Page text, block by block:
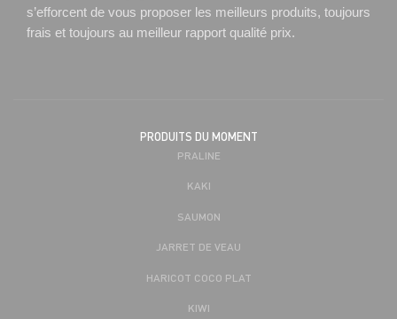
s’efforcent de vous proposer les meilleurs produits, toujours
frais et toujours au meilleur rapport qualité prix.
PRODUITS DU MOMENT
PRALINE
KAKI
SAUMON
JARRET DE VEAU
HARICOT COCO PLAT
KIWI